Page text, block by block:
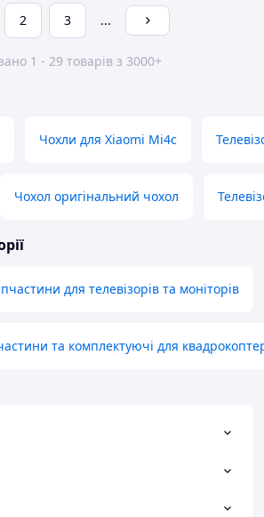
2 3 ...
1 - 29 товарів з 3000+
Чохли для Xiaomi Mi4c
Чохол оригінальний чохол
для телевізорів та моніторів
та комплектуючі для